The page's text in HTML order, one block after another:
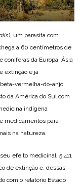
), um parasita com
a 60 centímetros de
coníferas da Europa, Ásia
extinção e já
vermelha-do-anjo
da América do Sul com
indígena
medicamentos para
na natureza.
efeito medicinal, 5.411
de extinção e, dessas,
com o relatório Estado